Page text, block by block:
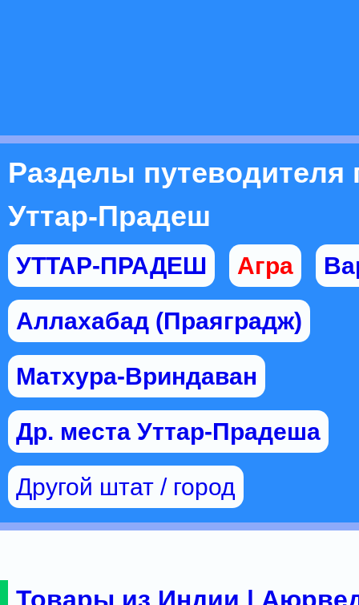
Разделы путеводителя
Уттар-Прадеш
УТТАР-ПРАДЕШ Агра
Аллахабад (Праяградж)
Матхура-Вриндаван
Др. места Уттар-Прадеша
Другой штат / город